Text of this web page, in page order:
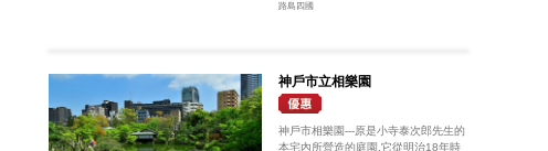
路島四國
神戶市立相樂園
神戶市相樂園---原是小寺泰次郎先生的
本宅內所營造的庭園,它從明治18年時